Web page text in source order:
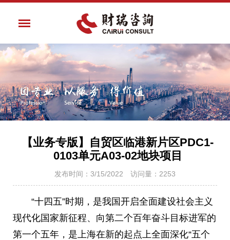
【业务专版】自贸区临港新片区PDC1-
0103单元A03-02地块项目
发布时间：3/15/2022 访问量：2253
“十四五”时期，是我国开启全面建设社会主义
现代化国家新征程、向第二个百年奋斗目标进军的
第一个五年，是上海在新的起点上全面深化“五个